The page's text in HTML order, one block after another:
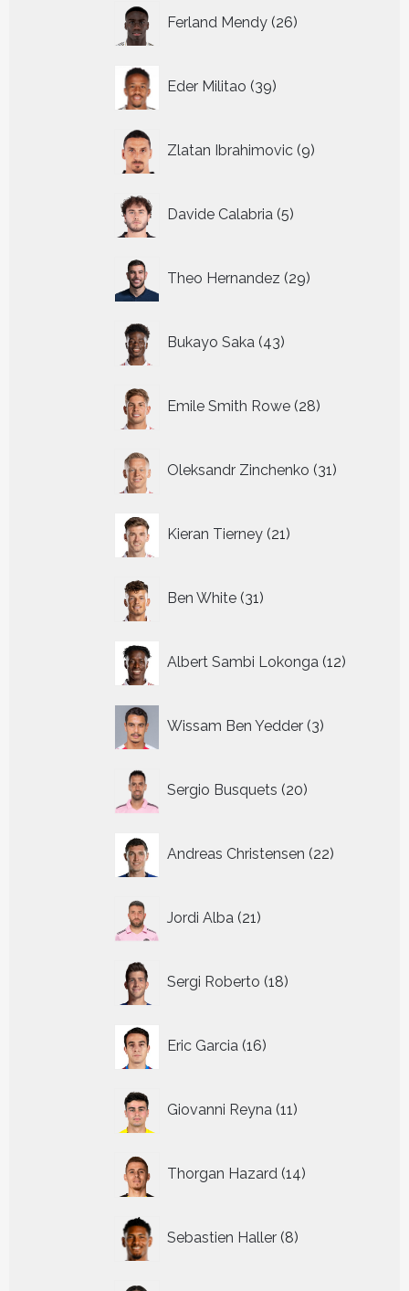
Ferland Mendy 26
producten
Eder Militao 39
producten
Zlatan Ibrahimovic 9
producten
Davide Calabria 5
producten
Theo Hernandez 29
producten
Bukayo Saka 43
producten
Emile Smith Rowe 28
producten
Oleksandr Zinchenko 31
producten
Kieran Tierney 21
producten
Ben White 31
producten
Albert Sambi Lokonga 12
Wissam Ben Yedder 3
producten
Sergio Busquets 20
producten
Andreas Christensen 22
producten
Jordi Alba 21
producten
Sergi Roberto 18
producten
Eric Garcia 16
producten
Giovanni Reyna 11
producten
Thorgan Hazard 14
producten
Sebastien Haller 8
producten